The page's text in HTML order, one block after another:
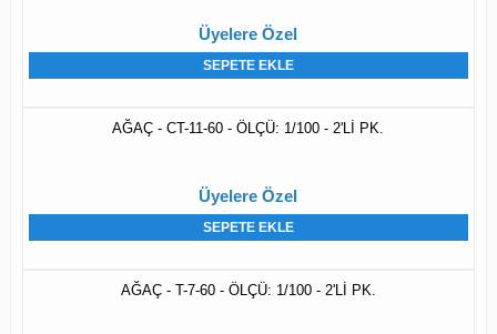
Üyelere Özel
SEPETE EKLE
AĞAÇ - CT-11-60 - ÖLÇÜ: 1/100 - 2'Lİ PK.
Üyelere Özel
SEPETE EKLE
AĞAÇ - T-7-60 - ÖLÇÜ: 1/100 - 2'Lİ PK.